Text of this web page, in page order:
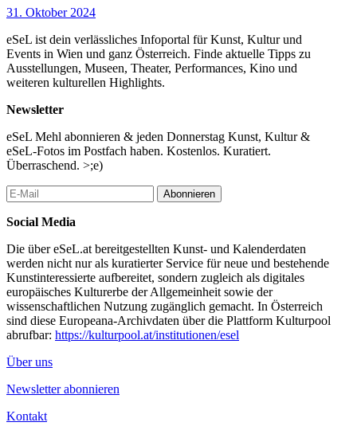
31. Oktober 2024
eSeL ist dein verlässliches Infoportal für Kunst, Kultur und
Events in Wien und ganz Österreich. Finde aktuelle Tipps zu
Ausstellungen, Museen, Theater, Performances, Kino und
weiteren kulturellen Highlights.
Newsletter
eSeL Mehl abonnieren & jeden Donnerstag Kunst, Kultur &
eSeL-Fotos im Postfach haben. Kostenlos. Kuratiert.
Überraschend. >;e)
Abonnieren
Social Media
Die über eSeL.at bereitgestellten Kunst- und Kalenderdaten
werden nicht nur als kuratierter Service für neue und bestehende
Kunstinteressierte aufbereitet, sondern zugleich als digitales
europäisches Kulturerbe der Allgemeinheit sowie der
wissenschaftlichen Nutzung zugänglich gemacht. In Österreich
sind diese Europeana-Archivdaten über die Plattform Kulturpool
abrufbar: https://kulturpool.at/institutionen/esel
Über uns
Newsletter abonnieren
Kontakt